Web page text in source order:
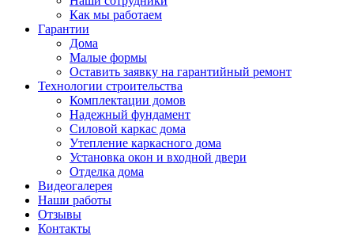
Как мы работаем
Гарантии
Дома
Малые формы
Оставить заявку на гарантийный ремонт
Технологии строительства
Комплектации домов
Надежный фундамент
Силовой каркас дома
Утепление каркасного дома
Установка окон и входной двери
Отделка дома
Видеогалерея
Наши работы
Отзывы
Контакты